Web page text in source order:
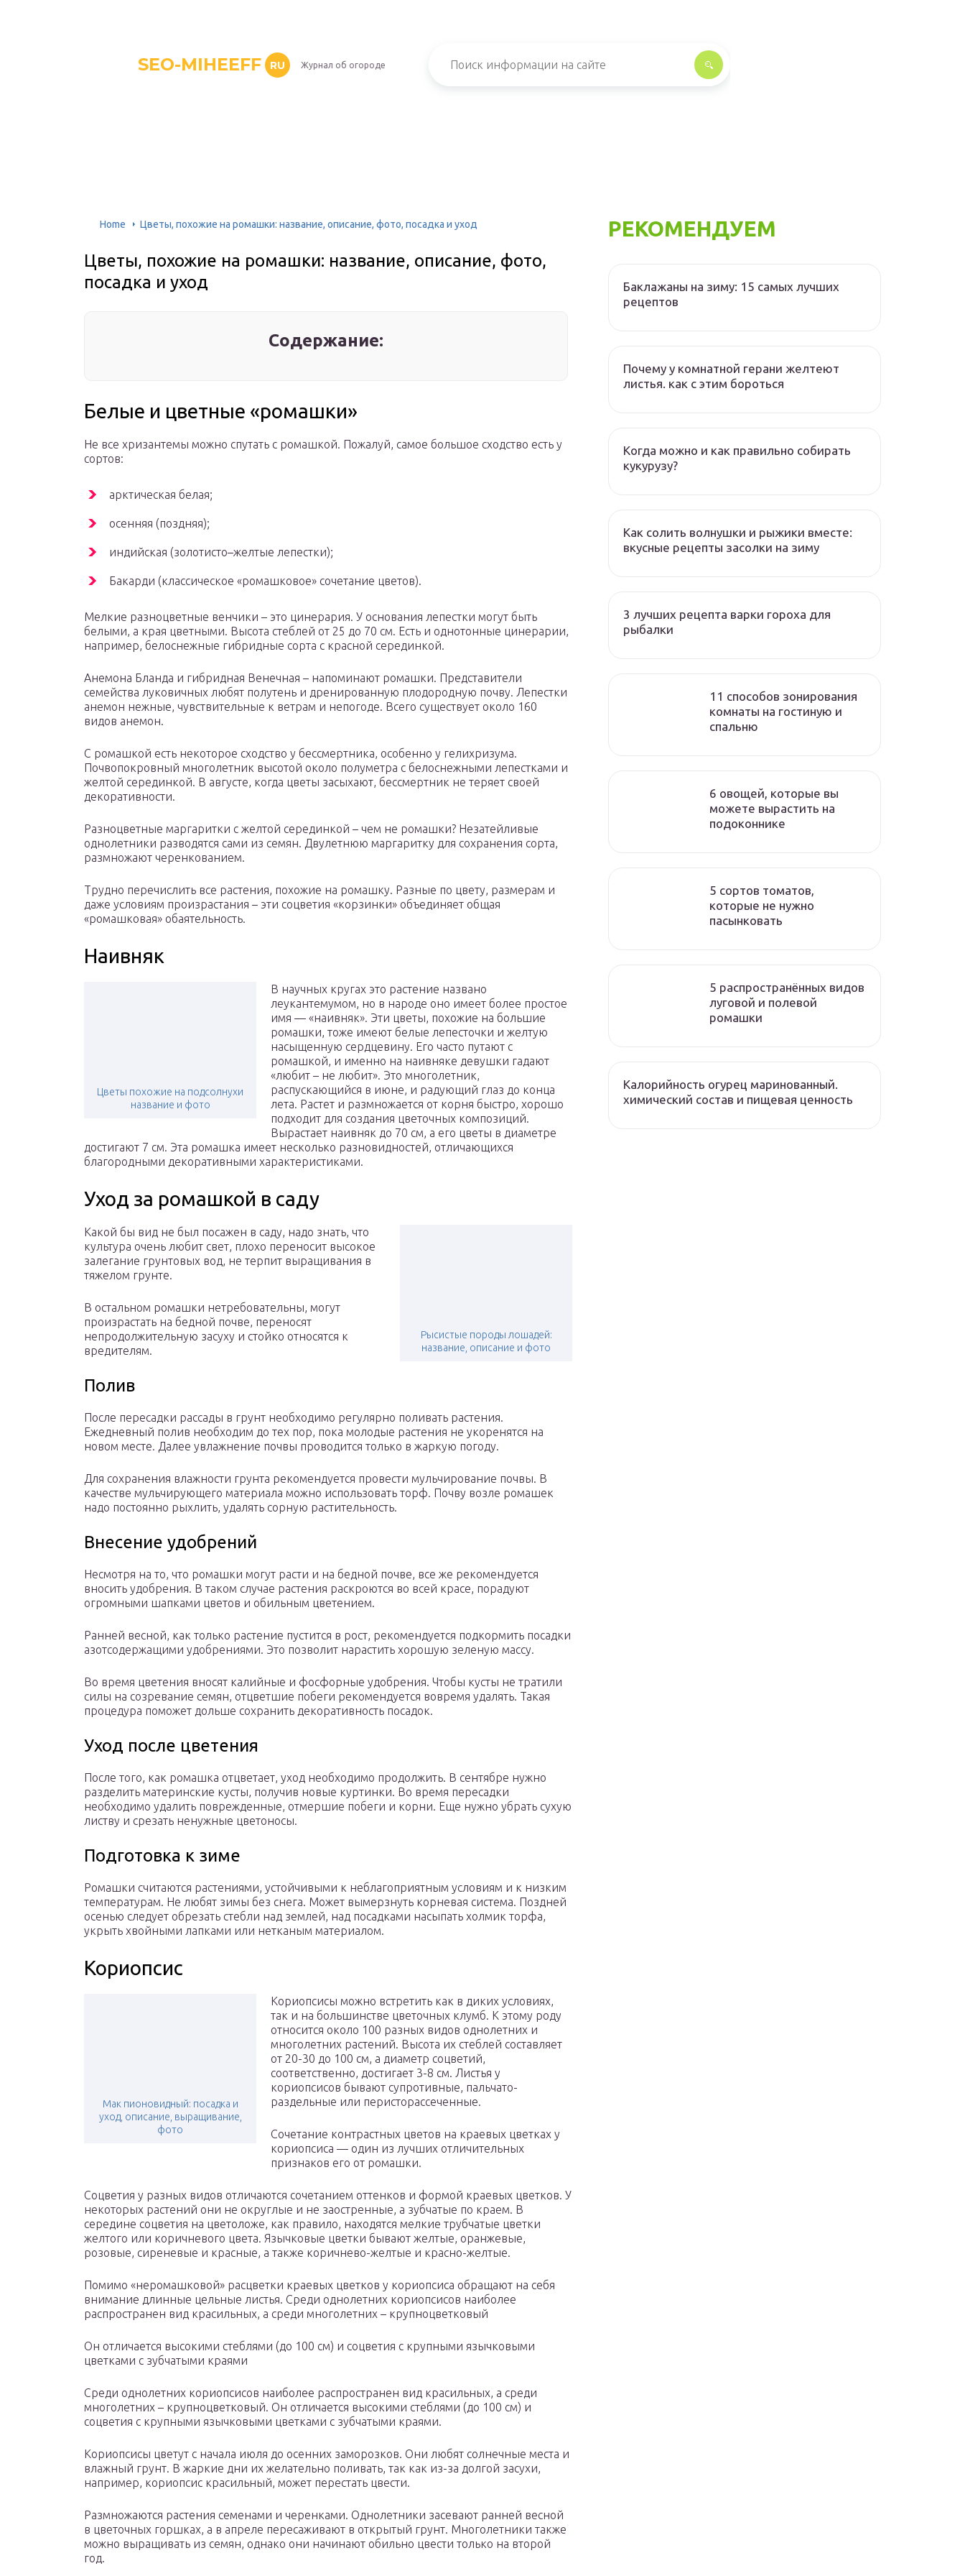
SEO-MIHEEFF RU Журнал об огороде
Home Цветы, похожие на ромашки: название, описание, фото, посадка и уход
Цветы, похожие на ромашки: название, описание, фото,
посадка и уход
Содержание:
Белые и цветные «ромашки»
Не все хризантемы можно спутать с ромашкой. Пожалуй, самое большое сходство есть у
сортов:
арктическая белая;
осенняя (поздняя);
индийская (золотисто–желтые лепестки);
Бакарди (классическое «ромашковое» сочетание цветов).
Мелкие разноцветные венчики – это цинерария. У основания лепестки могут быть
белыми, а края цветными. Высота стеблей от 25 до 70 см. Есть и однотонные цинерарии,
например, белоснежные гибридные сорта с красной серединкой.
Анемона Бланда и гибридная Венечная – напоминают ромашки. Представители
семейства луковичных любят полутень и дренированную плодородную почву. Лепестки
анемон нежные, чувствительные к ветрам и непогоде. Всего существует около 160
видов анемон.
С ромашкой есть некоторое сходство у бессмертника, особенно у гелихризума.
Почвопокровный многолетник высотой около полуметра с белоснежными лепестками и
желтой серединкой. В августе, когда цветы засыхают, бессмертник не теряет своей
декоративности.
Разноцветные маргаритки с желтой серединкой – чем не ромашки? Незатейливые
однолетники разводятся сами из семян. Двулетнюю маргаритку для сохранения сорта,
размножают черенкованием.
Трудно перечислить все растения, похожие на ромашку. Разные по цвету, размерам и
даже условиям произрастания – эти соцветия «корзинки» объединяет общая
«ромашковая» обаятельность.
Наивняк
Цветы похожие на подсолнухи
название и фото
В научных кругах это растение названо
леукантемумом, но в народе оно имеет более простое
имя — «наивняк». Эти цветы, похожие на большие
ромашки, тоже имеют белые лепесточки и желтую
насыщенную сердцевину. Его часто путают с
ромашкой, и именно на наивняке девушки гадают
«любит – не любит». Это многолетник,
распускающийся в июне, и радующий глаз до конца
лета. Растет и размножается от корня быстро, хорошо
подходит для создания цветочных композиций.
Вырастает наивняк до 70 см, а его цветы в диаметре
достигают 7 см. Эта ромашка имеет несколько разновидностей, отличающихся
благородными декоративными характеристиками.
Уход за ромашкой в саду
Рысистые породы лошадей:
название, описание и фото
Какой бы вид не был посажен в саду, надо знать, что
культура очень любит свет, плохо переносит высокое
залегание грунтовых вод, не терпит выращивания в
тяжелом грунте.
В остальном ромашки нетребовательны, могут
произрастать на бедной почве, переносят
непродолжительную засуху и стойко относятся к
вредителям.
Полив
После пересадки рассады в грунт необходимо регулярно поливать растения.
Ежедневный полив необходим до тех пор, пока молодые растения не укоренятся на
новом месте. Далее увлажнение почвы проводится только в жаркую погоду.
Для сохранения влажности грунта рекомендуется провести мульчирование почвы. В
качестве мульчирующего материала можно использовать торф. Почву возле ромашек
надо постоянно рыхлить, удалять сорную растительность.
Внесение удобрений
Несмотря на то, что ромашки могут расти и на бедной почве, все же рекомендуется
вносить удобрения. В таком случае растения раскроются во всей красе, порадуют
огромными шапками цветов и обильным цветением.
Ранней весной, как только растение пустится в рост, рекомендуется подкормить посадки
азотсодержащими удобрениями. Это позволит нарастить хорошую зеленую массу.
Во время цветения вносят калийные и фосфорные удобрения. Чтобы кусты не тратили
силы на созревание семян, отцветшие побеги рекомендуется вовремя удалять. Такая
процедура поможет дольше сохранить декоративность посадок.
Уход после цветения
После того, как ромашка отцветает, уход необходимо продолжить. В сентябре нужно
разделить материнские кусты, получив новые куртинки. Во время пересадки
необходимо удалить поврежденные, отмершие побеги и корни. Еще нужно убрать сухую
листву и срезать ненужные цветоносы.
Подготовка к зиме
Ромашки считаются растениями, устойчивыми к неблагоприятным условиям и к низким
температурам. Не любят зимы без снега. Может вымерзнуть корневая система. Поздней
осенью следует обрезать стебли над землей, над посадками насыпать холмик торфа,
укрыть хвойными лапками или нетканым материалом.
Кориопсис
Мак пионовидный: посадка и
уход, описание, выращивание,
фото
Кориопсисы можно встретить как в диких условиях,
так и на большинстве цветочных клумб. К этому роду
относится около 100 разных видов однолетних и
многолетних растений. Высота их стеблей составляет
от 20-30 до 100 см, а диаметр соцветий,
соответственно, достигает 3-8 см. Листья у
кориопсисов бывают супротивные, пальчато-
раздельные или перисторассеченные.
Сочетание контрастных цветов на краевых цветках у
кориопсиса — один из лучших отличительных
признаков его от ромашки.
Соцветия у разных видов отличаются сочетанием оттенков и формой краевых цветков. У
некоторых растений они не округлые и не заостренные, а зубчатые по краем. В
середине соцветия на цветоложе, как правило, находятся мелкие трубчатые цветки
желтого или коричневого цвета. Язычковые цветки бывают желтые, оранжевые,
розовые, сиреневые и красные, а также коричнево-желтые и красно-желтые.
Помимо «неромашковой» расцветки краевых цветков у кориопсиса обращают на себя
внимание длинные цельные листья. Среди однолетних кориопсисов наиболее
распространен вид красильных, а среди многолетних – крупноцветковый
Он отличается высокими стеблями (до 100 см) и соцветия с крупными язычковыми
цветками с зубчатыми краями
Среди однолетних кориопсисов наиболее распространен вид красильных, а среди
многолетних – крупноцветковый. Он отличается высокими стеблями (до 100 см) и
соцветия с крупными язычковыми цветками с зубчатыми краями.
Кориопсисы цветут с начала июля до осенних заморозков. Они любят солнечные места и
влажный грунт. В жаркие дни их желательно поливать, так как из-за долгой засухи,
например, кориопсис красильный, может перестать цвести.
Размножаются растения семенами и черенками. Однолетники засевают ранней весной
в цветочных горшках, а в апреле пересаживают в открытый грунт. Многолетники также
можно выращивать из семян, однако они начинают обильно цвести только на второй
год.
РЕКОМЕНДУЕМ
Баклажаны на зиму: 15 самых лучших
рецептов
Почему у комнатной герани желтеют
листья. как с этим бороться
Когда можно и как правильно собирать
кукурузу?
Как солить волнушки и рыжики вместе:
вкусные рецепты засолки на зиму
3 лучших рецепта варки гороха для
рыбалки
11 способов зонирования
комнаты на гостиную и
спальню
6 овощей, которые вы
можете вырастить на
подоконнике
5 сортов томатов,
которые не нужно
пасынковать
5 распространённых видов
луговой и полевой
ромашки
Калорийность огурец маринованный.
химический состав и пищевая ценность